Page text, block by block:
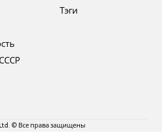
Тэги
Ltd. © Все права защищены